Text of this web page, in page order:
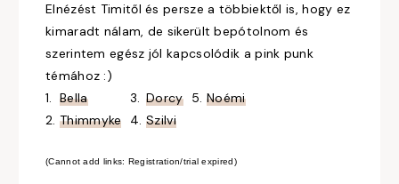
Elnézést Timitől és persze a többiektől is, hogy ez
kimaradt nálam, de sikerült bepótolnom és
szerintem egész jól kapcsolódik a pink punk
témához :)
1. Bella 3. Dorcy 5. Noémi
2. Thimmyke 4. Szilvi
(Cannot add links: Registration/trial expired)